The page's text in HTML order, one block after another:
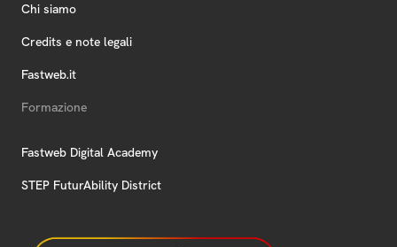
Chi siamo
Credits e note legali
Fastweb.it
Formazione
Fastweb Digital Academy
STEP FuturAbility District